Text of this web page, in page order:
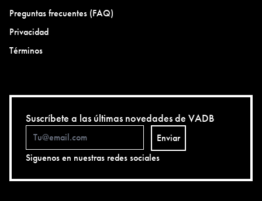
Preguntas frecuentes (FAQ)
Privacidad
Términos
Suscríbete a las últimas novedades de VADB
Enviar
Siguenos en nuestras redes sociales